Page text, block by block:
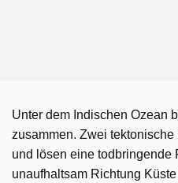
Unter dem Indischen Ozean
zusammen. Zwei
und lösen eine todbringende
unaufhaltsam Richtung